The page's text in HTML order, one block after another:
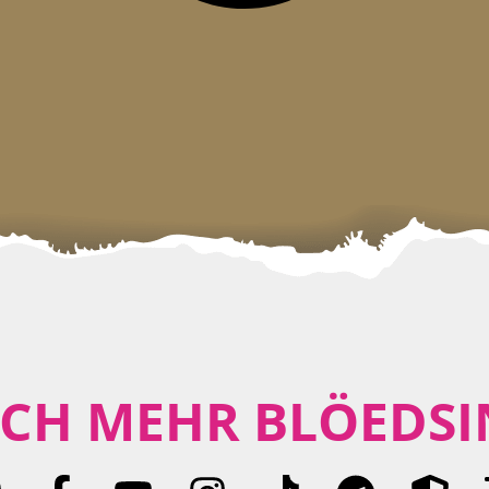
MEHR